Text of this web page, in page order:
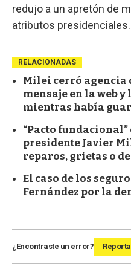
redujo a un apretón de
atributos presidenciales.
RELACIONADAS
Milei cerró agencia
mensaje en la web
mientras había
“Pacto
presidente Javier
reparos, grietas o
El caso de los
Fernández por la
¿Encontraste un error?